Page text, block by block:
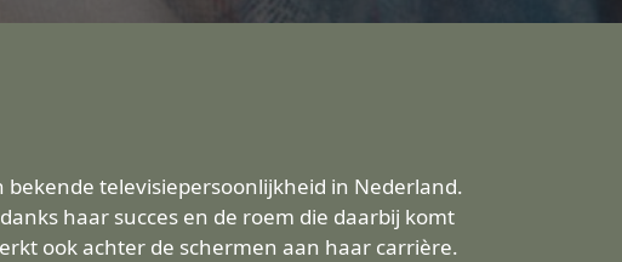
televisiepersoonlijkheid in Nederland.
haar succes en de roem die daarbij komt
ook achter de schermen aan haar carrière.